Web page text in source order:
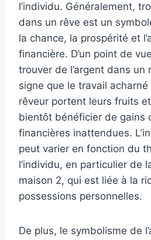
l’individu. Généralement,
dans un rêve est un
la chance, la prospérité et
financière. D’un point de
trouver de l’argent dans un
signe que le travail
rêveur portent leurs fruits
bientôt bénéficier de gains
financières inattendues.
peut varier en fonction du
l’individu, en particulier de
maison 2, qui est liée à la
possessions personnelles.
De plus, le symbolisme de